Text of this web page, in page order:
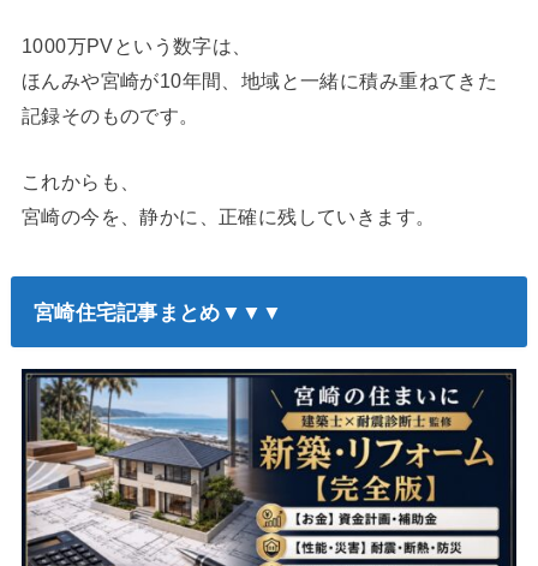
1000万PVという数字は、
ほんみや宮崎が10年間、地域と一緒に積み重ねてきた
記録そのものです。
これからも、
宮崎の今を、静かに、正確に残していきます。
宮崎住宅記事まとめ▼▼▼